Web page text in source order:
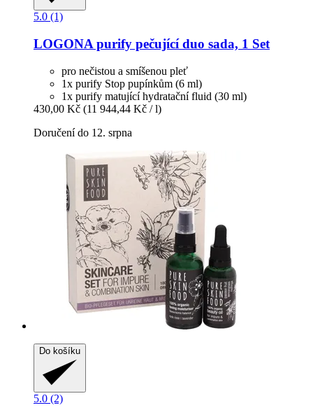
5.0 (1)
LOGONA purify pečující duo sada, 1 Set
pro nečistou a smíšenou pleť
1x purify Stop pupínkům (6 ml)
1x purify matující hydratační fluid (30 ml)
430,00 Kč (11 944,44 Kč / l)
Doručení do 12. srpna
Do košíku
5.0 (2)